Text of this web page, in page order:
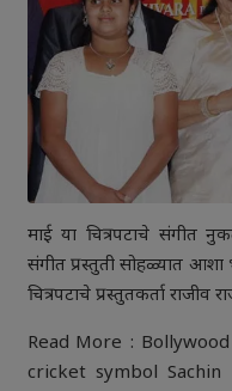
माई या चित्रपटाचे संगीत
संगीत प्रस्तुती सोहळ्यात
चित्रपटाचे प्रस्तुतकर्ता राजीव
Read More :
cricket symbol